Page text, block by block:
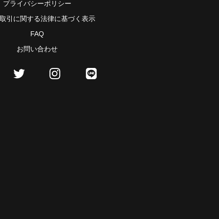
プライバシーポリシー
引に関する法律に基づく表示
FAQ
お問い合わせ